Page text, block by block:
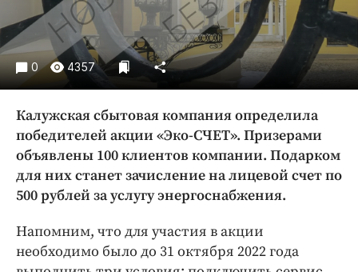
Образование
Общество
Погода
Праздники
Происшествия
Спорт
Экономика и бизнес
ПРОЕКТЫ
Издания
Медиаперсона
0 4357
Калужская сбытовая компания определила
победителей акции «Эко-СЧЕТ». Призерами
объявлены 100 клиентов компании. Подарком
для них станет зачисление на лицевой счет по
500 рублей за услугу энергоснабжения.
Напомним, что для участия в акции
необходимо было до 31 октября 2022 года